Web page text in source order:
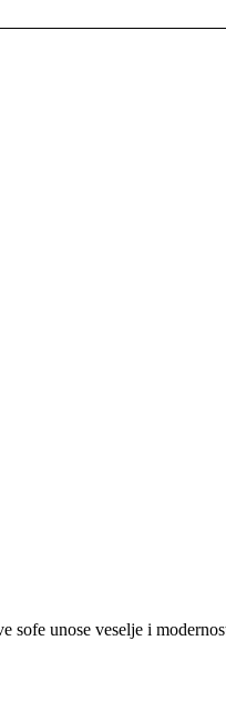
unose veselje i